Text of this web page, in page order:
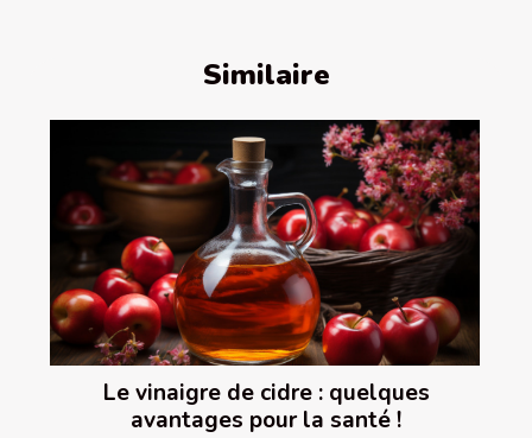
Similaire
Le vinaigre de cidre : quelques
avantages pour la santé !